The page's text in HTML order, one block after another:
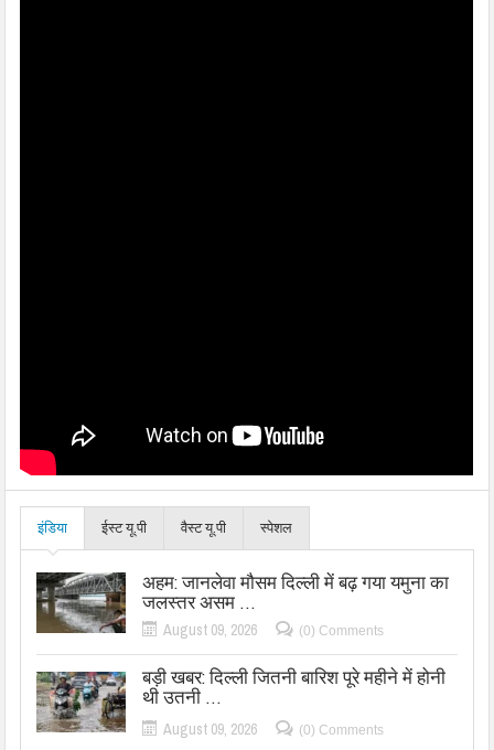
इंडिया ईस्ट यू.पी वैस्ट यू.पी स्पेशल
अहम: जानलेवा मौसम दिल्ली में बढ़ गया यमुना का
जलस्तर असम …
August 09, 2026 (0) Comments
बड़ी खबर: दिल्ली जितनी बारिश पूरे महीने में होनी
थी उतनी …
August 09, 2026 (0) Comments